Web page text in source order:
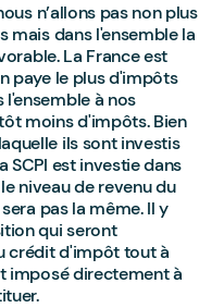
n’allons pas non plus
mais dans l'ensemble la
La France est
paye le plus d'impôts
l'ensemble à nos
moins d'impôts. Bien
ils sont investis
est investie dans
niveau de revenu du
pas la même. Il y
qui seront
crédit d'impôt tout à
imposé directement à